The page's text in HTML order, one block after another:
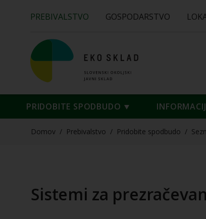
PREBIVALSTVO GOSPODARSTVO
PRIDOBITE SPODBUDO
Domov / Prebivalstvo / Pridobite spodbudo /
Sistemi za